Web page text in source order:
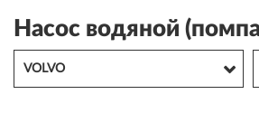
Насос водяной
VOLVO